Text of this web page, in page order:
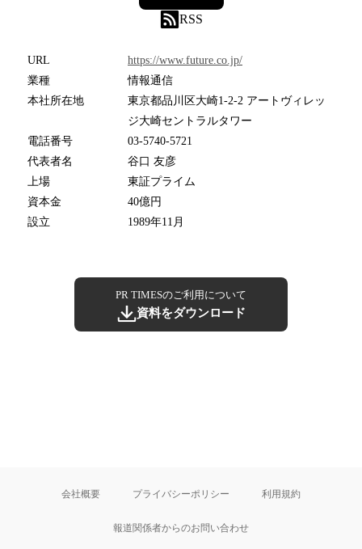
RSS
URL
https://www.future.co.jp/
業種
情報通信
本社所在地
東京都品川区大崎1-2-2 アートヴィレッ
ジ大崎セントラルタワー
電話番号
03-5740-5721
代表者名
谷口 友彦
上場
東証プライム
資本金
40億円
設立
1989年11月
PR TIMESのご利用について
資料をダウンロード
会社概要 プライバシーポリシー 利用規約
報道関係者からのお問い合わせ